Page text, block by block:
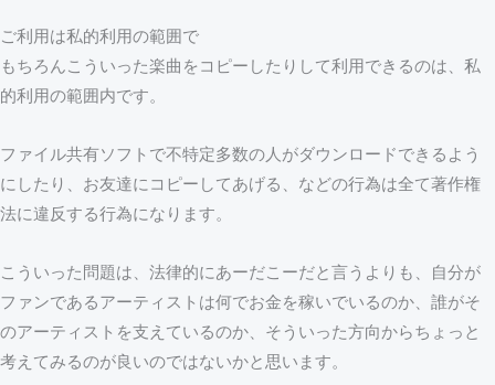
ご利用は私的利用の範囲で
もちろんこういった楽曲をコピーしたりして利用できるのは、私
的利用の範囲内です。
ファイル共有ソフトで不特定多数の人がダウンロードできるよう
にしたり、お友達にコピーしてあげる、などの行為は全て著作権
法に違反する行為になります。
こういった問題は、法律的にあーだこーだと言うよりも、自分が
ファンであるアーティストは何でお金を稼いでいるのか、誰がそ
のアーティストを支えているのか、そういった方向からちょっと
考えてみるのが良いのではないかと思います。